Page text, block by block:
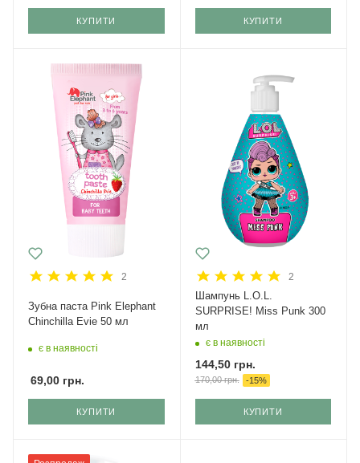
КУПИТИ КУПИТИ
2
Зубна паста Pink Elephant
Chinchilla Evie 50 мл
є в наявності
69,00 грн.
КУПИТИ
2
Шампунь L.O.L.
SURPRISE! Miss Punk 300
мл
є в наявності
144,50грн.
170,00грн. -15%
КУПИТИ